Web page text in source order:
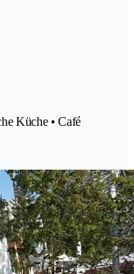
Küche • Café